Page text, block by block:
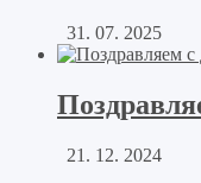
31. 07. 2025
21. 12. 2024